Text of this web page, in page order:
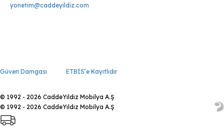
yonetim@caddeyildiz.com
Güven Damgası ETBİS’e Kayıtlıdır
© 1992 - 2026 CaddeYıldız Mobilya A.Ş
© 1992 - 2026 CaddeYıldız Mobilya A.Ş